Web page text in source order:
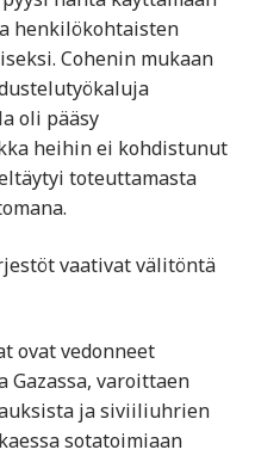
henkilökohtaisten
Cohenin mukaan
oli pääsy
heihin ei kohdistunut
toteuttamasta
vaativat välitöntä
ovat vedonneet
varoittaen
ja siviiliuhrien
sotatoimiaan